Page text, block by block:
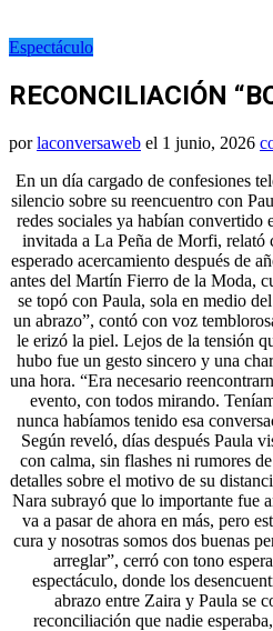
Espectáculo
RECONCILIACIÓN
porlaconversaweb el 1 junio, 2026
En un día cargado de confesiones
silencio sobre su reencuentro con
redes sociales ya habían convertido
invitada a La Peña de Morfi, relató
esperado acercamiento después de
antes del Martín Fierro de la Moda,
se topó con Paula, sola en medio
un abrazo”, contó con voz
le erizó la piel. Lejos de la tensión
hubo fue un gesto sincero y una
una hora. “Era necesario
evento, con todos mirando.
nunca habíamos tenido esa
Según reveló, días después Paula
con calma, sin flashes ni rumores
detalles sobre el motivo de su
Nara subrayó que lo importante fue
va a pasar de ahora en más, pero
cura y nosotras somos dos buenas
arreglar”, cerró con tono
espectáculo, donde los
abrazo entre Zaira y Paula se
reconciliación que nadie